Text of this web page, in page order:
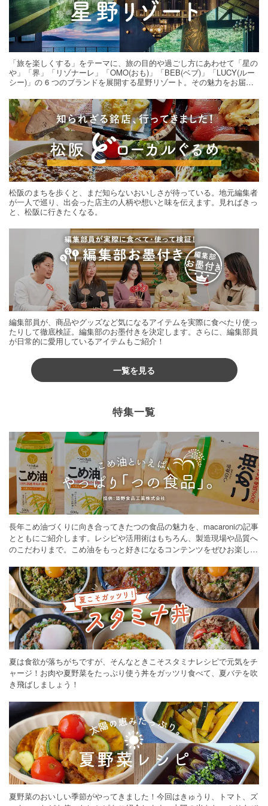
「旅を楽しくする」をテーマに、旅の目的や過ごし方にあわせて「星の
や」「界」「リゾナーレ」「OMO(おも)」「BEB(ベブ)」「LUCY(ルー
シー)」の 6 つのブランドを展開する星野リゾート。その魅力をお届け
松阪のまちを歩くと、まだ知らないおいしさが待っている。地元編集者
が一人で巡り、出会った店主の人柄や想いと味を伝えます。見ればきっ
と、松阪に行きたくなる。
編集部員が、商品やグッズなど気になるアイテムを実際に食べたり使っ
たりして徹底検証。編集部のお墨付きを決定します。さらに、編集部員
が日常的に愛用しているアイテムもご紹介！
一覧を見る
特集一覧
長年こめ油づくりに向き合ってきたつの食品の魅力を、macaroniの記事
とともにご紹介します。レシピや活用術はもちろん、製造現場や品質へ
のこだわりまで。こめ油をもっと好きになるコンテンツをぜひお楽しみ
夏は食欲が落ちがちですが、そんなときこそスタミナレシピで元気をチ
ャージ！お肉や夏野菜をたっぷり使う丼をガッツリ食べて、夏バテを吹
き飛ばしましょう！
夏野菜のおいしい季節がやってきました！今回はきゅうり、トマト、ズ